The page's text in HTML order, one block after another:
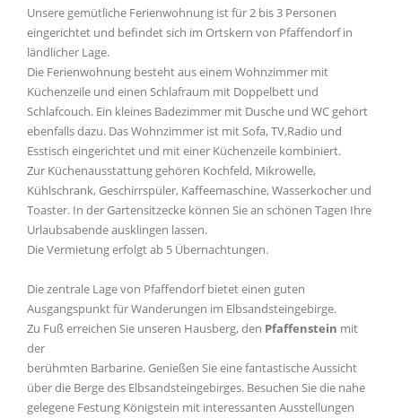
Unsere gemütliche Ferienwohnung ist für 2 bis 3 Personen
eingerichtet und befindet sich im Ortskern von Pfaffendorf in
ländlicher Lage.
Die Ferienwohnung besteht aus einem Wohnzimmer mit
Küchenzeile und einen Schlafraum mit Doppelbett und
Schlafcouch. Ein kleines Badezimmer mit Dusche und WC gehört
ebenfalls dazu. Das Wohnzimmer ist mit Sofa, TV,Radio und
Esstisch eingerichtet und mit einer Küchenzeile kombiniert.
Zur Küchenausstattung gehören Kochfeld, Mikrowelle,
Kühlschrank, Geschirrspüler, Kaffeemaschine, Wasserkocher und
Toaster. In der Gartensitzecke können Sie an schönen Tagen Ihre
Urlaubsabende ausklingen lassen.
Die Vermietung erfolgt ab 5 Übernachtungen.
Die zentrale Lage von Pfaffendorf bietet einen guten
Ausgangspunkt für Wanderungen im Elbsandsteingebirge.
Zu Fuß erreichen Sie unseren Hausberg, den Pfaffenstein mit
der
berühmten Barbarine. Genießen Sie eine fantastische Aussicht
über die Berge des Elbsandsteingebirges. Besuchen Sie die nahe
gelegene Festung Königstein mit interessanten Ausstellungen